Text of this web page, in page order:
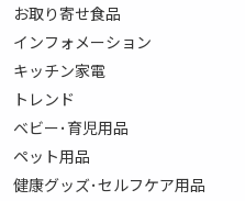
お取り寄せ食品
インフォメーション
キッチン家電
トレンド
ベビー･育児用品
ペット用品
健康グッズ･セルフケア用品